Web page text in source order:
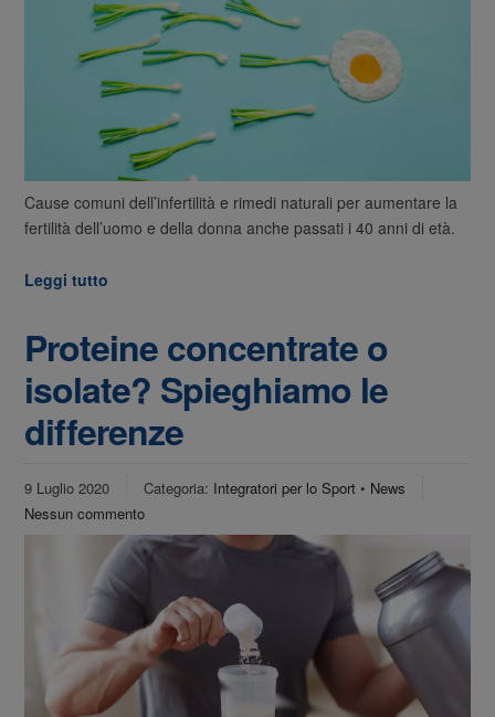
Cause comuni dell’infertilità e rimedi naturali per aumentare la
fertilità dell’uomo e della donna anche passati i 40 anni di età.
Leggi tutto
Proteine concentrate o
isolate? Spieghiamo le
differenze
9 Luglio 2020 Categoria: Integratori per lo Sport • News
Nessun commento